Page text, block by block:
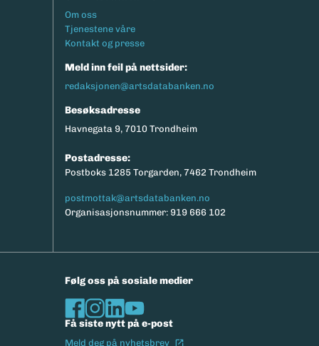
Footermeny
Om oss
Tjenestene våre
Kontakt og presse
Meld inn feil på nettsider:
redaksjonen@artsdatabanken.no
Besøksadresse
Havnegata 9, 7010 Trondheim
Postadresse:
Postboks 1285 Torgarden, 7462 Trondheim
postmottak@artsdatabanken.no
Organisasjonsnummer: 919 666 102
Følg oss på sosiale medier
Få siste nytt på e-post
Meld deg på nyhetsbrev